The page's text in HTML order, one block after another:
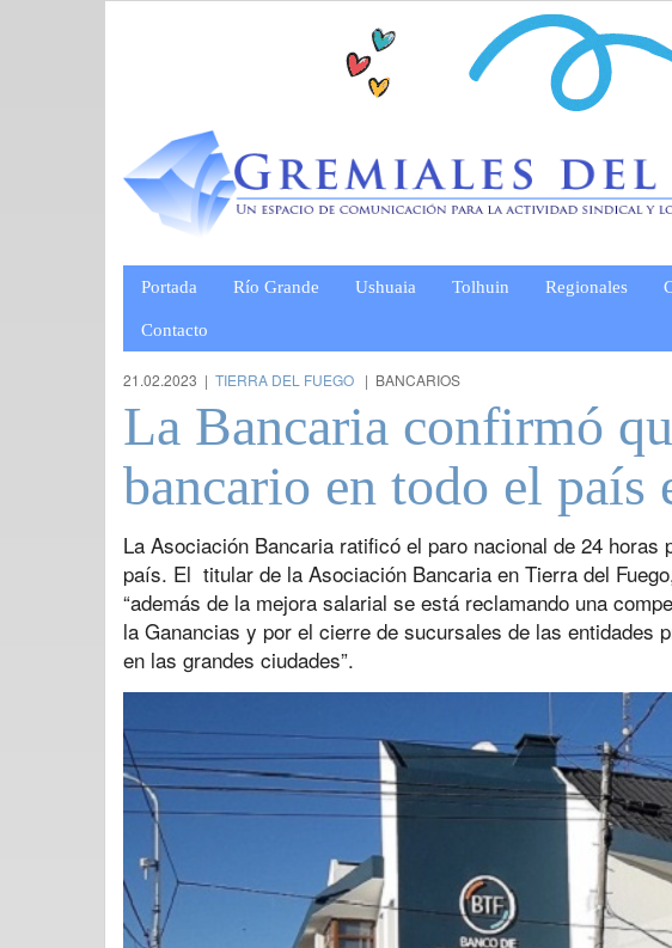
Portada Río Grande Ushuaia Tolhuin Regionales
Contacto
21.02.2023 | TIERRA DEL FUEGO | BANCARIOS
La Bancaria confirmó
bancario en todo el país
La Asociación Bancaria ratificó el paro nacional de 24 horas
país. El titular de la Asociación Bancaria en Tierra del
“además de la mejora salarial se está reclamando una
la Ganancias y por el cierre de sucursales de las entidades
en las grandes ciudades”.